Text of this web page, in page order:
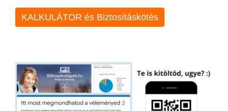
KALKULÁTOR és Biztosításkötés